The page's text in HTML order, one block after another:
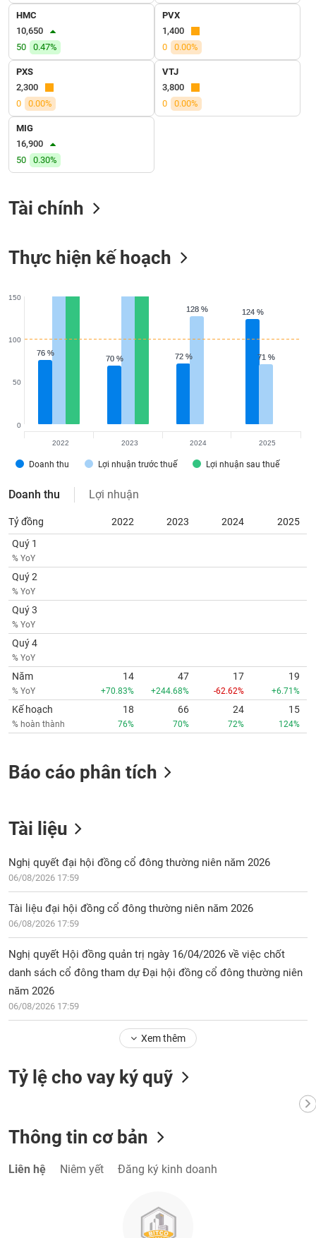
HMC
10,650
50
0.47%
PVX
1,400
0
0.00%
PXS
2,300
0
0.00%
VTJ
3,800
0
0.00%
MIG
16,900
50
0.30%
Tài chính
Thực hiện kế hoạch
76 %
76 %
70 %
70 % 72 %
72 %
124 %
124 %
128 %
128 %
71 %
71 %
Doanh thu Lợi nhuận trước thuế Lợi nhuận sau thuế
0
50
100
150
2022 2023 2024 2025
Doanh thu Lợi nhuận
Tỷ đồng 2022 2023 2024
2025
Quý 1
% YoY
Quý 2
% YoY
Quý 3
% YoY
Quý 4
% YoY
Năm
% YoY
14
+70.83%
47
+244.68%
17
-62.62%
19
+6.71%
Kế hoạch
% hoàn thành
18
76%
66
70%
24
72%
15
124%
Báo cáo phân tích
Tài liệu
Nghị quyết đại hội đồng cổ đông thường niên năm 2026
06/08/2026 17:59
Tài liệu đại hội đồng cổ đông thường niên năm 2026
06/08/2026 17:59
Nghị quyết Hội đồng quản trị ngày 16/04/2026 về việc chốt
danh sách cổ đông tham dự Đại hội đồng cổ đông thường niên
năm 2026
06/08/2026 17:59
Xem thêm
Tỷ lệ cho vay ký quỹ
Thông tin cơ bản
Liên hệ Niêm yết Đăng ký kinh doanh
THÔNG
ÍCH
BẤT
khoán
(-)
đạo
tức
(-)
viết
tác
giả
(-)
Báo
cáo
phân
tích
(-)
Thuật
ngữ
(-)
(-)
tạo
Sách
tài
chính
Công
cụ
đầu
tài
chính